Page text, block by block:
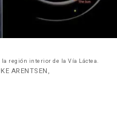
región interior de la Vía Láctea.
ARENTSEN,